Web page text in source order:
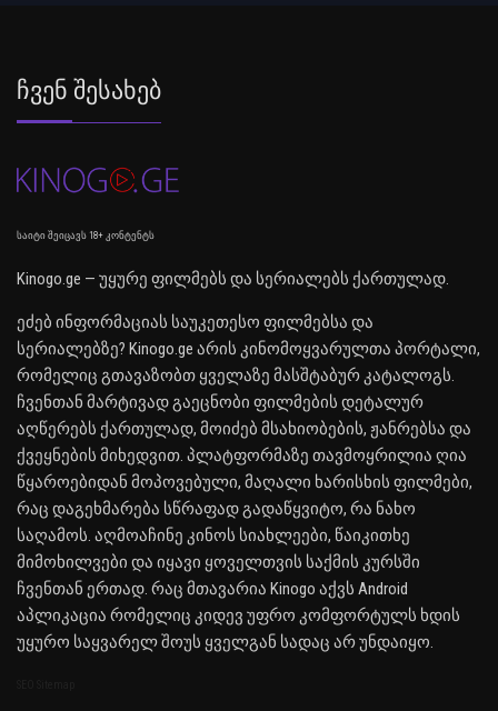
Ჩვენ Შესახებ
საიტი შეიცავს 18+ კონტენტს
Kinogo.ge — უყურე ფილმებს და სერიალებს ქართულად.
ეძებ ინფორმაციას საუკეთესო ფილმებსა და
სერიალებზე? Kinogo.ge არის კინომოყვარულთა პორტალი,
რომელიც გთავაზობთ ყველაზე მასშტაბურ კატალოგს.
ჩვენთან მარტივად გაეცნობი ფილმების დეტალურ
აღწერებს ქართულად, მოიძებ მსახიობების, ჟანრებსა და
ქვეყნების მიხედვით. პლატფორმაზე თავმოყრილია ღია
წყაროებიდან მოპოვებული, მაღალი ხარისხის ფილმები,
რაც დაგეხმარება სწრაფად გადაწყვიტო, რა ნახო
საღამოს. აღმოაჩინე კინოს სიახლეები, წაიკითხე
მიმოხილვები და იყავი ყოველთვის საქმის კურსში
ჩვენთან ერთად. რაც მთავარია Kinogo აქვს Android
აპლიკაცია რომელიც კიდევ უფრო კომფორტულს ხდის
უყურო საყვარელ შოუს ყველგან სადაც არ უნდაიყო.